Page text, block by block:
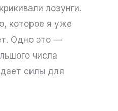
лозунги.
которое я уже
Одно это —
числа
силы для